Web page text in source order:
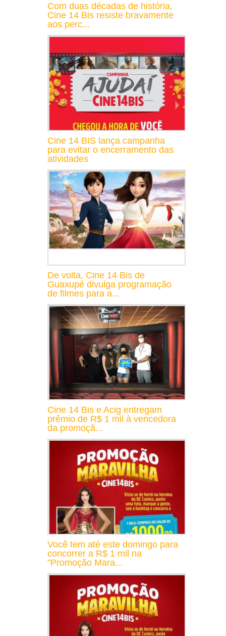
Com duas décadas de história,
Cine 14 Bis resiste bravamente
aos perc...
Cine 14 BIS lança campanha
para evitar o encerramento das
atividades
De volta, Cine 14 Bis de
Guaxupé divulga programação
de filmes para a...
Cine 14 Bis e Acig entregam
prêmio de R$ 1 mil à vencedora
da promoçã...
Você tem até este domingo para
concorrer a R$ 1 mil na
"Promoção Mara...